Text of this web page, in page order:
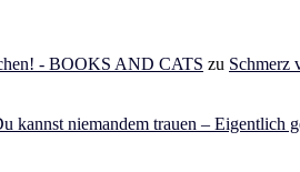
- BOOKS AND CATS zu Schmerz
kannst niemandem trauen – Eigentlich